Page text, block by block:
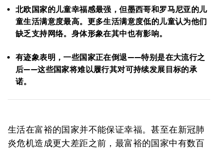
北欧国家的儿童幸福感最强，但墨西哥和罗马尼亚的儿
童生活满意度最高。更多生活满意度低的儿童认为他们
缺乏支持网络。身体形象在其中也有影响。
有迹象表明，一些国家正在倒退——特别是在大流行之
后——这些国家将难以履行其对可持续发展目标的承
诺。
生活在富裕的国家并不能保证幸福。甚至在新冠肺
炎危机造成更大差距之前，最富裕的国家中有数百